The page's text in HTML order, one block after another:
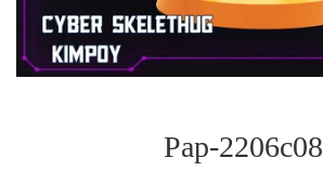
Pap-2206c08